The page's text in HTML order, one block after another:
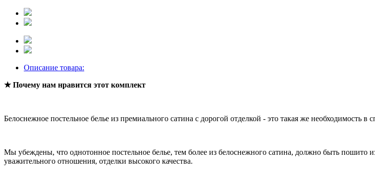
Описание товара:
★ Почему нам нравится этот комплект
Белоснежное постельное белье из премиального сатина с дорогой отделкой - это такая же необходимость в
Мы убеждены, что однотонное постельное белье, тем более из белоснежного сатина, должно быть пошито
уважительного отношения, отделки высокого качества.